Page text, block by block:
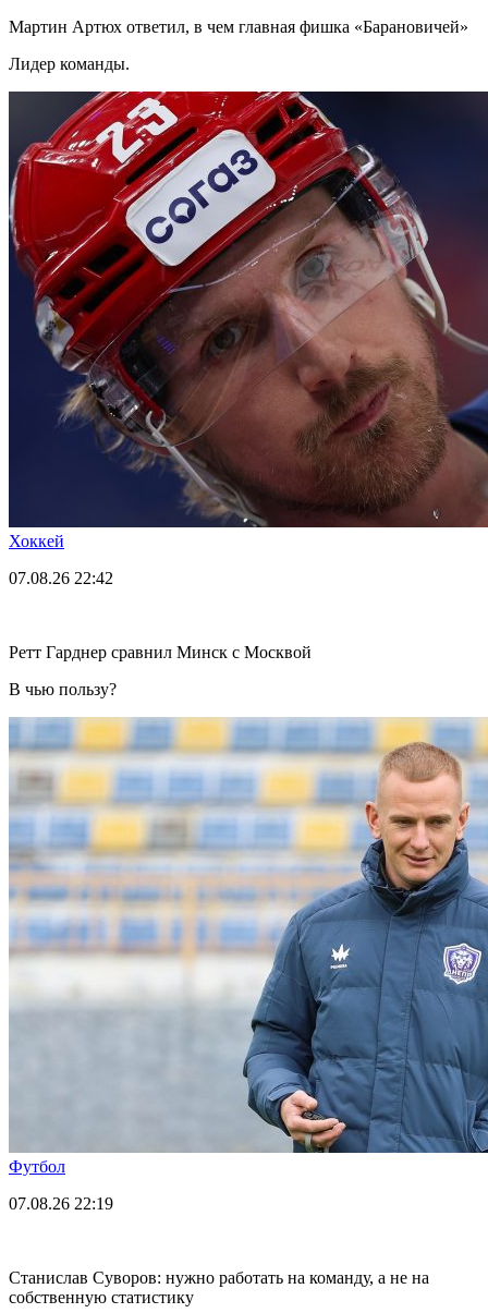
Мартин Артюх ответил, в чем главная фишка «Барановичей»
Лидер команды.
Хоккей
07.08.26 22:42
Ретт Гарднер сравнил Минск с Москвой
В чью пользу?
Футбол
07.08.26 22:19
Станислав Суворов: нужно работать на команду, а не на
собственную статистику